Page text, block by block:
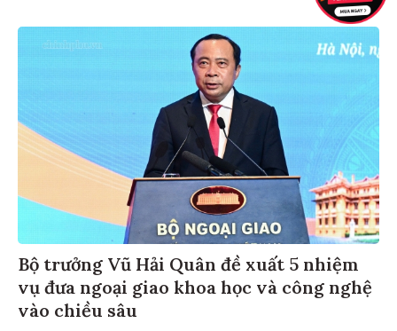
Bộ trưởng Vũ Hải Quân đề xuất 5 nhiệm
vụ đưa ngoại giao khoa học và công nghệ
vào chiều sâu